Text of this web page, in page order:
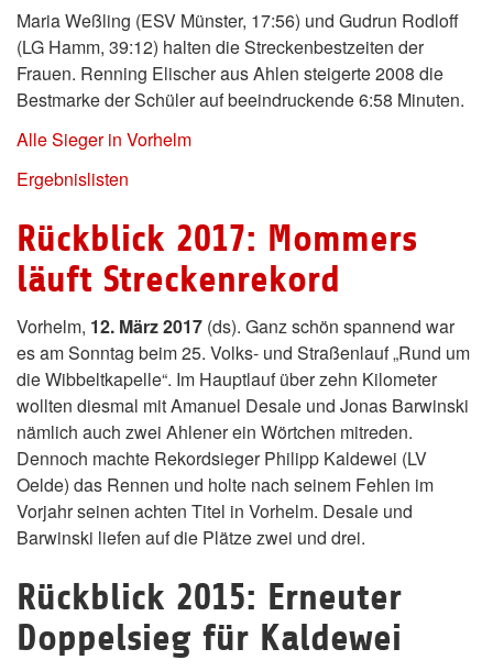
Maria Weßling (ESV Münster, 17:56) und Gudrun Rodloff
(LG Hamm, 39:12) halten die Streckenbestzeiten der
Frauen. Renning Elischer aus Ahlen steigerte 2008 die
Bestmarke der Schüler auf beeindruckende 6:58 Minuten.
Alle Sieger in Vorhelm
Ergebnislisten
Rückblick 2017: Mommers
läuft Streckenrekord
Vorhelm, 12. März 2017 (ds). Ganz schön spannend war
es am Sonntag beim 25. Volks- und Straßenlauf „Rund um
die Wibbeltkapelle“. Im Hauptlauf über zehn Kilometer
wollten diesmal mit Amanuel Desale und Jonas Barwinski
nämlich auch zwei Ahlener ein Wörtchen mitreden.
Dennoch machte Rekordsieger Philipp Kaldewei (LV
Oelde) das Rennen und holte nach seinem Fehlen im
Vorjahr seinen achten Titel in Vorhelm. Desale und
Barwinski liefen auf die Plätze zwei und drei.
Rückblick 2015: Erneuter
Doppelsieg für Kaldewei